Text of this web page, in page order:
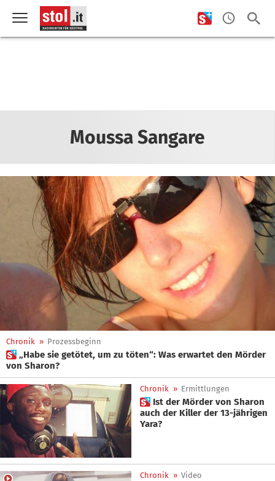
Moussa Sangare
Chronik » Prozessbeginn
 „Habe sie getötet, um zu töten“: Was erwartet den Mörder
von Sharon?
Chronik » Ermittlungen
 Ist der Mörder von Sharon
auch der Killer der 13-jährigen
Yara?
Chronik » Video